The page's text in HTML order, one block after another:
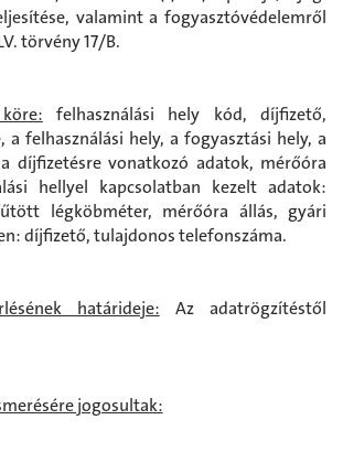
valamint a fogyasztóvédelemről
törvény 17/B.
felhasználási hely kód, díjfizető,
a felhasználási hely, a fogyasztási hely, a
díjfizetésre vonatkozó adatok, mérőóra
hellyel kapcsolatban kezelt adatok:
légköbméter, mérőóra állás, gyári
díjfizető, tulajdonos telefonszáma.
határideje: Az adatrögzítéstől
jogosultak: